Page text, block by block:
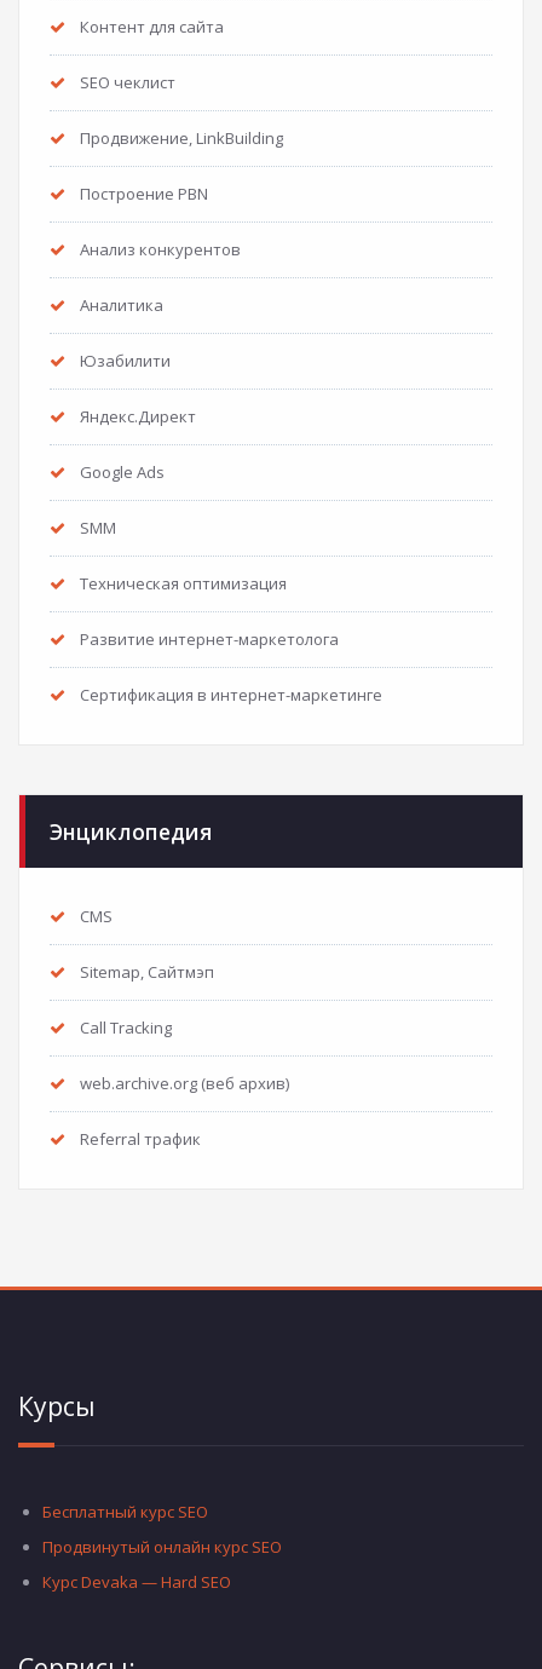
Контент для сайта
SEO чеклист
Продвижение, LinkBuilding
Построение PBN
Анализ конкурентов
Аналитика
Юзабилити
Яндекс.Директ
Google Ads
SMM
Техническая оптимизация
Развитие интернет-маркетолога
Сертификация в интернет-маркетинге
Энциклопедия
CMS
Sitemap, Сайтмэп
Call Tracking
web.archive.org (веб архив)
Referral трафик
Курсы
Бесплатный курс SEO
Продвинутый онлайн курс SEO
Курс Devaka — Hard SEO